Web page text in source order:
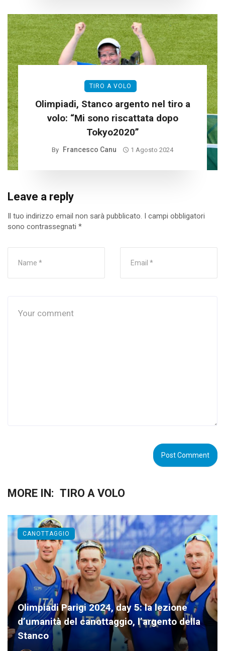
TIRO A VOLO
Olimpiadi, Stanco argento nel tiro a
volo: “Mi sono riscattata dopo
Tokyo2020”
By Francesco Canu 1 Agosto 2024
Leave a reply
Il tuo indirizzo email non sarà pubblicato. I campi obbligatori
sono contrassegnati *
MORE IN: TIRO A VOLO
Olimpiadi Parigi 2024, day 5: la lezione
d’umanità del canottaggio, l’argento della
Stanco
CANOTTAGGIO